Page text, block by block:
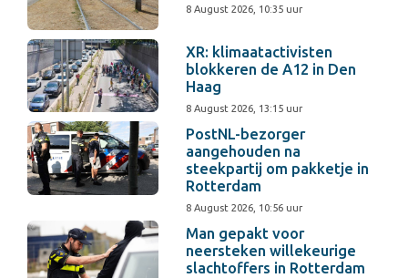
8 August 2026, 10:35 uur
XR: klimaatactivisten
blokkeren de A12 in Den
Haag
8 August 2026, 13:15 uur
PostNL-bezorger
aangehouden na
steekpartij om pakketje in
Rotterdam
8 August 2026, 10:56 uur
Man gepakt voor
neersteken willekeurige
slachtoffers in Rotterdam